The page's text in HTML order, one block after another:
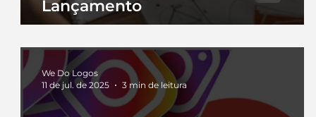
Lançamento
We Do Logos
11 de jul. de 2025
3 min de leitura